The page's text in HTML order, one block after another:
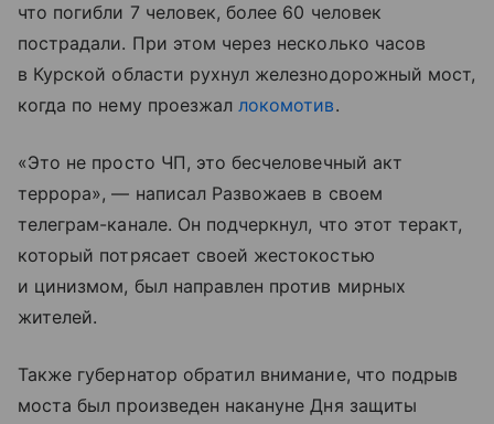
что погибли 7 человек, более 60 человек
пострадали. При этом через несколько часов
в Курской области рухнул железнодорожный мост,
когда по нему проезжаллокомотив.
«Это не просто ЧП, это бесчеловечный акт
террора», — написал Развожаев в своем
телеграм-канале. Он подчеркнул, что этот теракт,
который потрясает своей жестокостью
и цинизмом, был направлен против мирных
жителей.
Также губернатор обратил внимание, что подрыв
моста был произведен накануне Дня защиты